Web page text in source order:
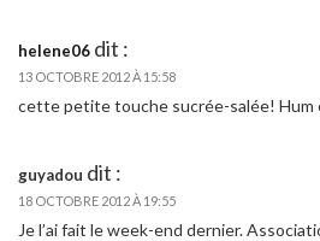
helene06 dit :
13 OCTOBRE 2012 À 15:58
cette petite touche sucrée-salée! Hum
guyadou dit :
18 OCTOBRE 2012 À 19:55
Je l’ai fait le week-end dernier.